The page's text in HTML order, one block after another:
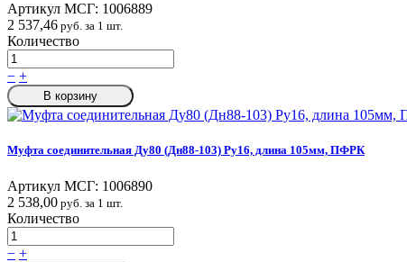
Артикул МСГ: 1006889
2 537,46 руб. за 1 шт.
Количество
− +
В корзину
Муфта соединительная Ду80 (Дн88-103) Ру16, длина 105мм, ПФРК
Артикул МСГ: 1006890
2 538,00 руб. за 1 шт.
Количество
− +